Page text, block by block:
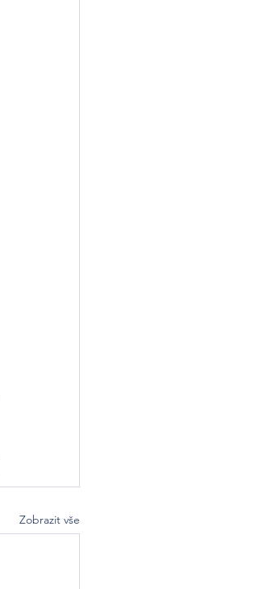
Zobrazit vše